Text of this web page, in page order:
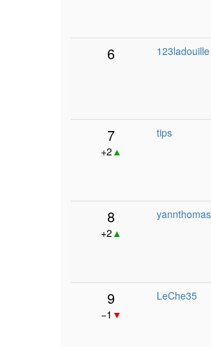
6 123ladouille
7
+2 ▲
tips
8
+2 ▲
yannthomas
9
−1 ▼
LeChe35